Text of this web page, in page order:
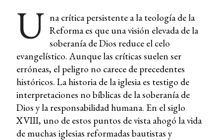
U na crítica persistente a la teología de la
Reforma es que una visión elevada de la
soberanía de Dios reduce el celo
evangelístico. Aunque las críticas suelen ser
erróneas, el peligro no carece de precedentes
históricos. La historia de la iglesia es testigo de
interpretaciones no bíblicas de la soberanía de
Dios y la responsabilidad humana. En el siglo
XVIII, uno de estos puntos de vista ahogó la vida
de muchas iglesias reformadas bautistas y